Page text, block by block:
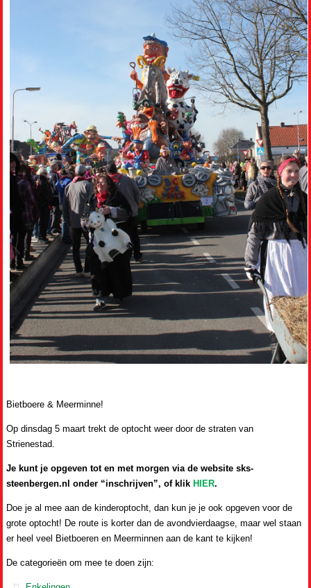
Bietboere & Meerminne!
Op dinsdag 5 maart trekt de optocht weer door de straten van
Strienestad.
Je kunt je opgeven tot en met morgen via de website sks-
steenbergen.nl onder “inschrijven”, of klik HIER.
Doe je al mee aan de kinderoptocht, dan kun je je ook opgeven voor de
grote optocht! De route is korter dan de avondvierdaagse, maar wel staan
er heel veel Bietboeren en Meerminnen aan de kant te kijken!
De categorieën om mee te doen zijn: